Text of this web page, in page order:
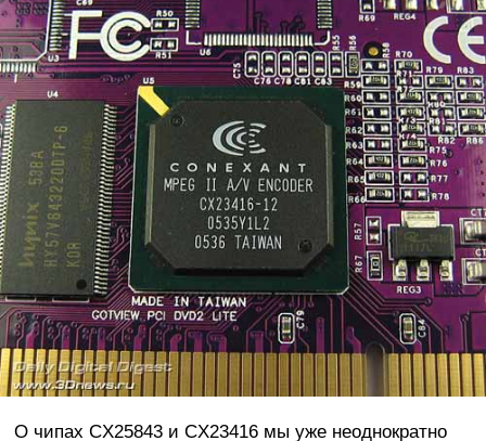
О чипах CX25843 и CX23416 мы уже неоднократно